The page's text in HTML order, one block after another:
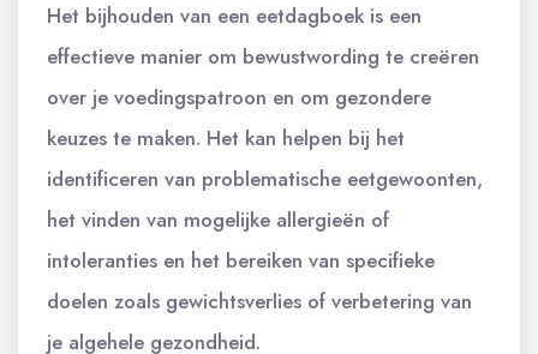
Het bijhouden van een eetdagboek is een
effectieve manier om bewustwording te creëren
over je voedingspatroon en om gezondere
keuzes te maken. Het kan helpen bij het
identificeren van problematische eetgewoonten,
het vinden van mogelijke allergieën of
intoleranties en het bereiken van specifieke
doelen zoals gewichtsverlies of verbetering van
je algehele gezondheid.